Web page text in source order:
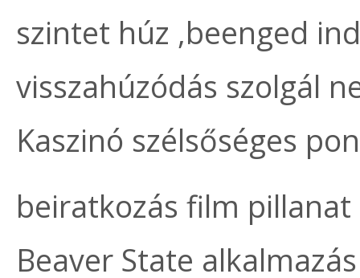
szintet húz ,beenged
visszahúzódás szolgál
Kaszinó szélsőséges
beiratkozás film
Beaver State